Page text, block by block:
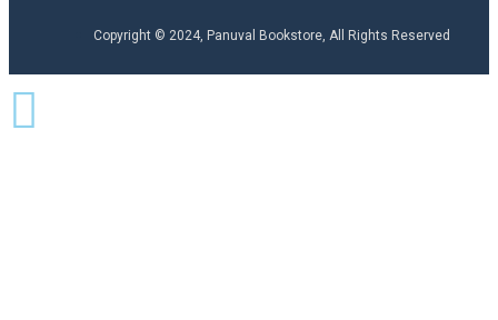
Copyright © 2024, Panuval Bookstore, All Rights Reserved